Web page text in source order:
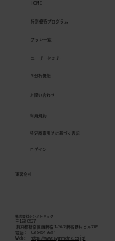
Webサイト
運営会社
株式会社シンメトリック
〒163-0527
東京都新宿区西新宿 1-26-2 新宿野村ビル27F
電話：
03-5454-9687
Web：
https://www.symmetric.co.jp/
HOME
特別優待プログラム
プラン一覧
ユーザーセミナー
AI分析機能
お問い合わせ
利用規約
特定商取引法に基づく表記
ログイン